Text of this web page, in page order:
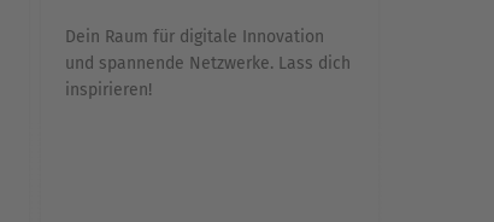
Dein Raum für digitale Innovation
und spannende Netzwerke. Lass dich
inspirieren!